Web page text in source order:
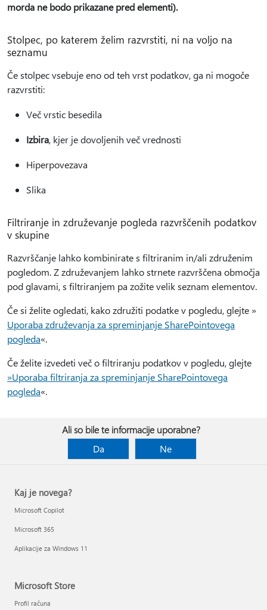
morda ne bodo prikazane pred elementi).
Stolpec, po katerem želim razvrstiti, ni na voljo na
seznamu
Če stolpec vsebuje eno od teh vrst podatkov, ga ni mogoče
razvrstiti:
Več vrstic besedila
Izbira, kjer je dovoljenih več vrednosti
Hiperpovezava
Slika
Filtriranje in združevanje pogleda razvrščenih podatkov
v skupine
Razvrščanje lahko kombinirate s filtriranim in/ali združenim
pogledom. Z združevanjem lahko strnete razvrščena območja
pod glavami, s filtriranjem pa zožite velik seznam elementov.
Če si želite ogledati, kako združiti podatke v pogledu, glejte »
Uporaba združevanja za spreminjanje SharePointovega
pogleda«.
Če želite izvedeti več o filtriranju podatkov v pogledu, glejte
»Uporaba filtriranja za spreminjanje SharePointovega
pogleda«.
Ali so bile te informacije uporabne?
Da
Ne
Kaj je novega?
Microsoft Copilot
Microsoft 365
Aplikacije za Windows 11
Microsoft Store
Profil računa